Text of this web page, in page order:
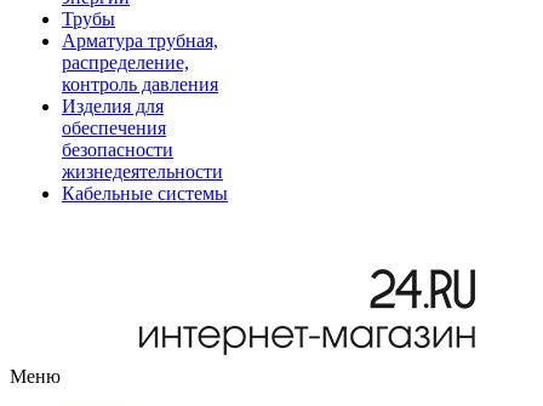
Трубы
Арматура трубная,
распределение,
контроль давления
Изделия для
обеспечения
безопасности
жизнедеятельности
Кабельные системы
Меню